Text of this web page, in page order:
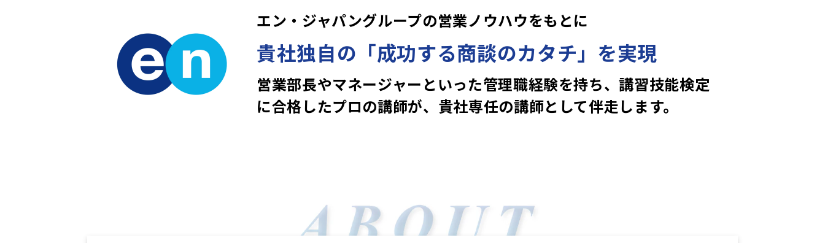
エン・ジャパングループの営業ノウハウをもとに
貴社独自の「成功する商談のカタチ」を実現
営業部長やマネージャーといった管理職経験を持ち、講習技能検定
に合格したプロの講師が、貴社専任の講師として伴走します。